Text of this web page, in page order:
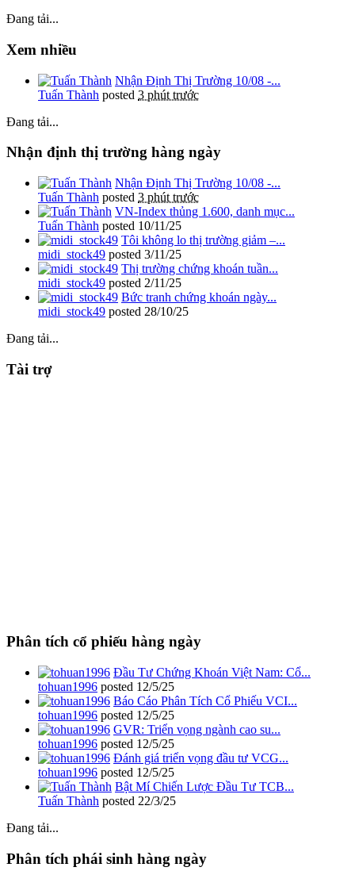
Đang tải...
Xem nhiều
Nhận Định Thị Trường 10/08 -...
Tuấn Thành posted 3 phút trước
Đang tải...
Nhận định thị trường hàng ngày
Nhận Định Thị Trường 10/08 -...
Tuấn Thành posted 3 phút trước
VN-Index thủng 1.600, danh mục...
Tuấn Thành posted 10/11/25
Tôi không lo thị trường giảm –...
midi_stock49 posted 3/11/25
Thị trường chứng khoán tuần...
midi_stock49 posted 2/11/25
Bức tranh chứng khoán ngày...
midi_stock49 posted 28/10/25
Đang tải...
Tài trợ
Phân tích cổ phiếu hàng ngày
Đầu Tư Chứng Khoán Việt Nam: Cổ...
tohuan1996 posted 12/5/25
Báo Cáo Phân Tích Cổ Phiếu VCI...
tohuan1996 posted 12/5/25
GVR: Triển vọng ngành cao su...
tohuan1996 posted 12/5/25
Đánh giá triển vọng đầu tư VCG...
tohuan1996 posted 12/5/25
Bật Mí Chiến Lược Đầu Tư TCB...
Tuấn Thành posted 22/3/25
Đang tải...
Phân tích phái sinh hàng ngày